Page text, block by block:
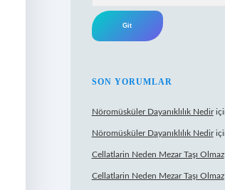
SON YORUMLAR
Nöromüsküler Dayanıklılık Nedir
Nöromüsküler Dayanıklılık Nedir
Cellatlarin Neden Mezar Taşı Olmaz
Cellatlarin Neden Mezar Taşı Olmaz